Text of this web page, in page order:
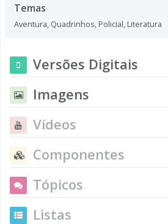
Temas
Aventura, Quadrinhos, Policial, Literatura
Versões Digitais
Imagens
Vídeos
Componentes
Tópicos
Listas